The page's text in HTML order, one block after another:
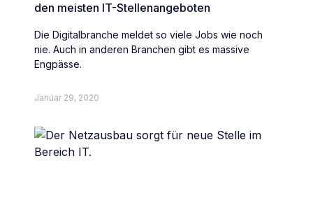
den meisten IT-Stellenangeboten
Die Digitalbranche meldet so viele Jobs wie noch
nie. Auch in anderen Branchen gibt es massive
Engpässe.
Januar 29, 2020